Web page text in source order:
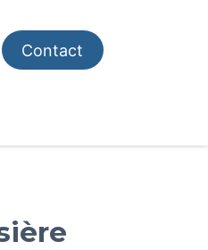
Contact